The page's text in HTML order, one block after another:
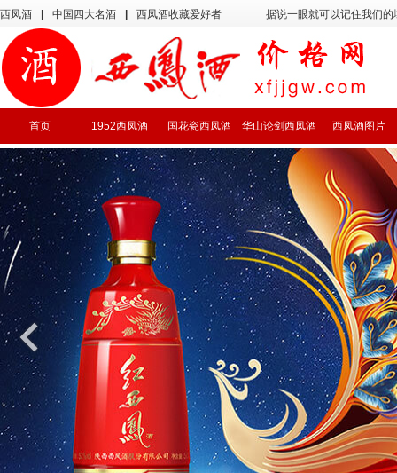
西凤酒 中国四大名酒 西凤酒收藏爱好者 据说一眼就可以记住我们
首页 1952西凤酒 国花瓷西凤酒 华山论剑西凤酒 西凤酒图片